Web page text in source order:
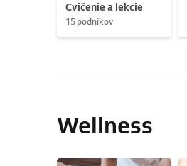
Cvičenie a lekcie
15 podnikov
Wellness